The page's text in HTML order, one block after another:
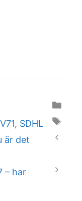
, SDHL
är det
– har